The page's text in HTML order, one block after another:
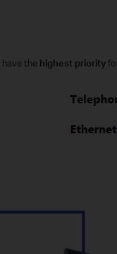
have the highest priority